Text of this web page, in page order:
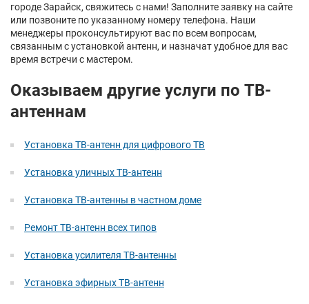
городе Зарайск, свяжитесь с нами! Заполните заявку на сайте
или позвоните по указанному номеру телефона. Наши
менеджеры проконсультируют вас по всем вопросам,
связанным с установкой антенн, и назначат удобное для вас
время встречи с мастером.
Оказываем другие услуги по ТВ-
антеннам
Установка ТВ-антенн для цифрового ТВ
Установка уличных ТВ-антенн
Установка ТВ-антенны в частном доме
Ремонт ТВ-антенн всех типов
Установка усилителя ТВ-антенны
Установка эфирных ТВ-антенн